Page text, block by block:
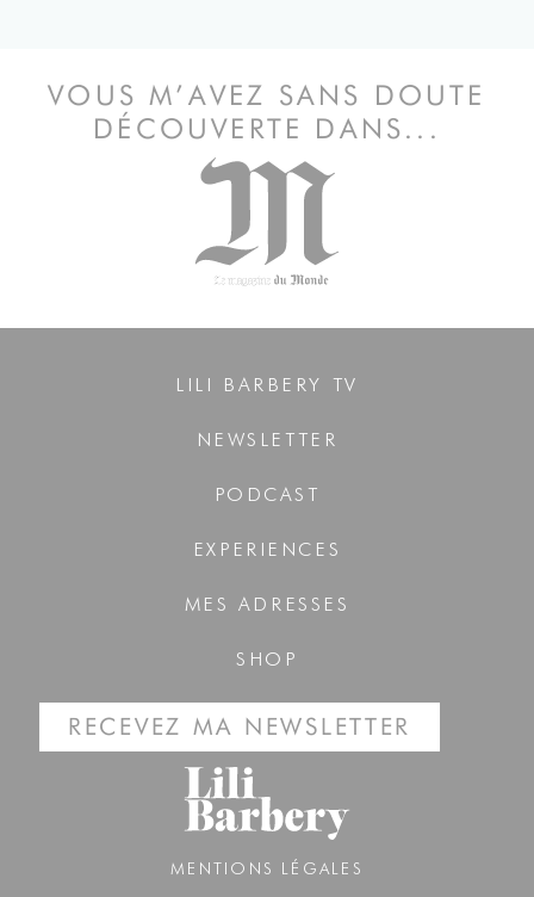
VOUS M’AVEZ SANS DOUTE
DÉCOUVERTE DANS...
LILI BARBERY TV
NEWSLETTER
PODCAST
EXPERIENCES
MES ADRESSES
SHOP
RECEVEZ MA NEWSLETTER
MENTIONS LÉGALES